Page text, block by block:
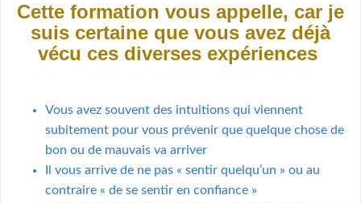
Cette formation vous appelle, car je
suis certaine que vous avez déjà
vécu ces diverses expériences
Vous avez souvent des intuitions qui viennent
subitement pour vous prévenir que quelque chose de
bon ou de mauvais va arriver
Il vous arrive de ne pas « sentir quelqu’un » ou au
contraire « de se sentir en confiance »